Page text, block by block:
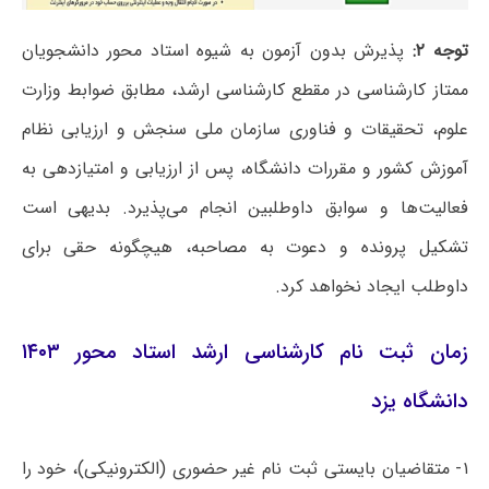
توجه ۲:
پذیرش بدون آزمون به شیوه استاد محور دانشجویان
ممتاز کارشناسی در مقطع کارشناسی ارشد، مطابق ضوابط وزارت
علوم، تحقیقات و فناوری سازمان ملی سنجش و ارزیابی نظام
آموزش کشور و مقررات دانشگاه، پس از ارزیابی و امتیازدهی به
فعالیت‌ها و سوابق داوطلبین انجام می‌پذیرد. بدیهی است
تشکیل پرونده و دعوت به مصاحبه، هیچگونه حقی برای
داوطلب ایجاد نخواهد کرد.
زمان ثبت نام کارشناسی ارشد استاد محور ۱۴۰۳
دانشگاه یزد
۱- متقاضیان بایستی ثبت نام غیر حضوری (الکترونیکی)، خود را